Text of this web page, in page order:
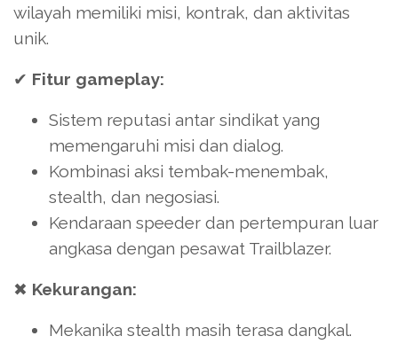
wilayah memiliki misi, kontrak, dan aktivitas
unik.
✔ Fitur gameplay:
Sistem reputasi antar sindikat yang
memengaruhi misi dan dialog.
Kombinasi aksi tembak-menembak,
stealth, dan negosiasi.
Kendaraan speeder dan pertempuran luar
angkasa dengan pesawat Trailblazer.
✖ Kekurangan:
Mekanika stealth masih terasa dangkal.